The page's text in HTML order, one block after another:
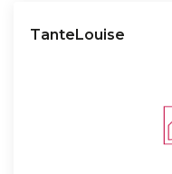
TanteLouise